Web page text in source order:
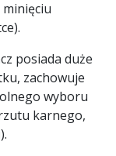
minięciu
posiada duże
zachowuje
wyboru
karnego,